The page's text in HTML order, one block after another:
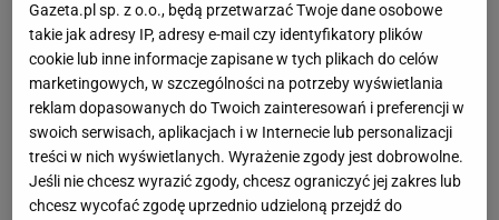
Po srebrnym medalu Ewy Swobody w biegu na 60 m
Polacy i Polki walczą o kolejne sukcesy na halowych
mistrzostwach świata w Glasgow. Wiadomo, że w
finale wystąpi męska sztafeta4x400 m, a to samo
marzyło się sztafecie kobiecej na tym samym
dystansie.
Gazeta.pl sp. z o.o., będą przetwarzać Twoje dane osobowe
takie jak adresy IP, adresy e-mail czy identyfikatory plików
cookie lub inne informacje zapisane w tych plikach do celów
marketingowych, w szczególności na potrzeby wyświetlania
reklam dopasowanych do Twoich zainteresowań i preferencji w
swoich serwisach, aplikacjach i w Internecie lub personalizacji
treści w nich wyświetlanych. Wyrażenie zgody jest dobrowolne.
Jeśli nie chcesz wyrazić zgody, chcesz ograniczyć jej zakres lub
chcesz wycofać zgodę uprzednio udzieloną przejdź do